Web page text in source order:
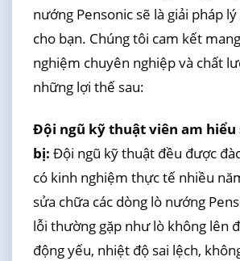
nướng Pensonic sẽ là giải pháp
cho bạn. Chúng tôi cam kết
nghiệm chuyên nghiệp và chất
những lợi thế sau:
Đội ngũ kỹ thuật viên am hiểu
bị: Đội ngũ kỹ thuật đều được
có kinh nghiệm thực tế nhiều
sửa chữa các dòng lò nướng
lỗi thường gặp như lò không lên
động yếu, nhiệt độ sai lệch,